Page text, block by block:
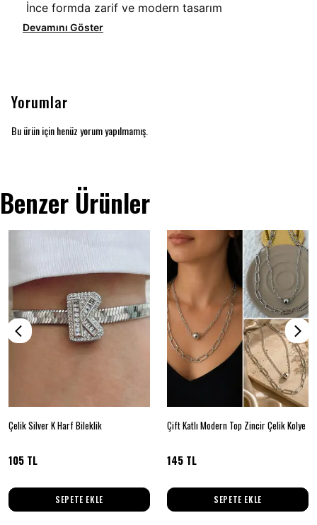
İnce formda zarif ve modern tasarım
Devamını Göster
Yorumlar
Bu ürün için henüz yorum yapılmamış.
Benzer Ürünler
Çelik Silver K Harf Bileklik
105 TL
SEPETE EKLE
Çift Katlı Modern Top Zincir Çelik Kolye
145 TL
SEPETE EKLE